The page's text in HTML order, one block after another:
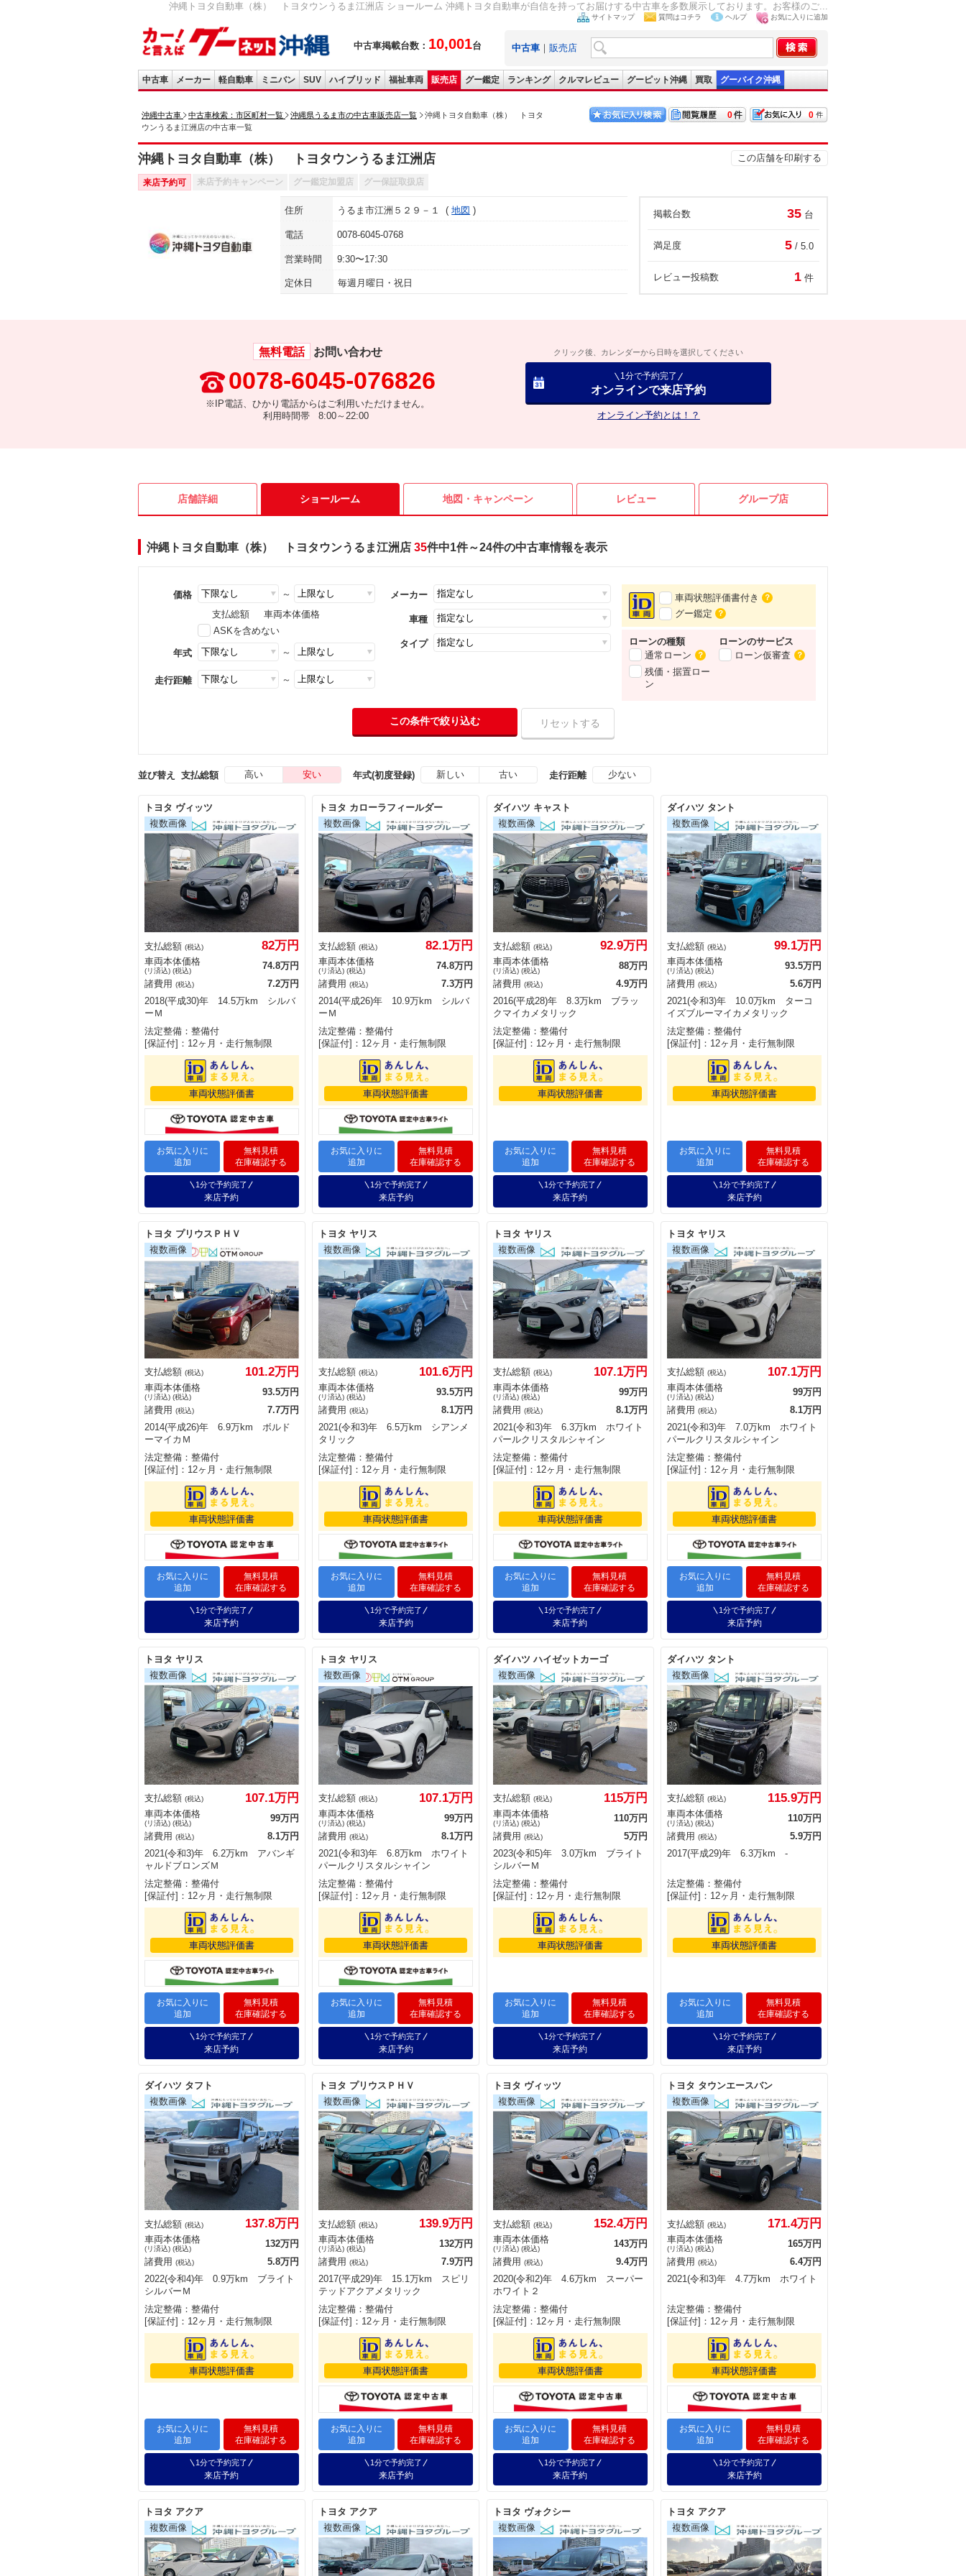
沖縄トヨタ自動車（株） トヨタウンうるま江洲店 ショールーム 沖縄トヨタ自動車が自信を持ってお届けする中古車を多数展示しております。お客様のご...
中古車掲載台数： 10,001台
サイトマップ 質問はコチラ ヘルプ お気に入りに追加
中古車 ｜ 販売店
中古車 メーカー 軽自動車 ミニバン SUV ハイブリッド 福祉車両 販売店 グー鑑定 ランキング クルマレビュー グーピット沖縄 買取 グーバイク沖縄
沖縄中古車 中古車検索：市区町村一覧 沖縄県うるま市の中古車販売店一覧
沖縄トヨタ自動車（株） トヨタ
ウンうるま江洲店の中古車一覧
0
0
沖縄トヨタ自動車（株） トヨタウンうるま江洲店 この店舗を印刷する
来店予約可 来店予約キャンペーン グー鑑定加盟店 グー保証取扱店
住所 うるま市江洲５２９－１ 地図
電話 0078-6045-0768
営業時間 9:30〜17:30
定休日 毎週月曜日・祝日
掲載台数 35 台
満足度 5 / 5.0
レビュー投稿数 1 件
無料電話 お問い合わせ
0078-6045-076826
※IP電話、ひかり電話からはご利用いただけません。
利用時間帯 8:00～22:00
クリック後、カレンダーから日時を選択してください
1分で予約完了
オンラインで来店予約
オンライン予約とは！？
店舗詳細 ショールーム 地図・ キャンペーン レビュー グループ店
沖縄トヨタ自動車（株） トヨタウンうるま江洲店 35件中1件～24件の中古車情報を表示
価格
～
支払総額
車両本体価格
ASKを含めない
年式 ～
走行距離 ～
メーカー
車種
タイプ
車両状態評価書付き ？
グー鑑定 ？
ローンの種類
通常ローン
？
残価・据置ロー
ン
ローンのサービス
ローン仮審査
？
並び替え 支払総額 高い 安い 年式(初度登録) 新しい 古い 走行距離 少ない
トヨタ ヴィッツ
支払総額 (税込) 82万円
車両本体価格
(リ済込) (税込)
74.8万円
諸費用 (税込)
7.2万円
2018(平成30)年 14.5万km シルバ
ーＭ
法定整備：整備付
[保証付]：12ヶ月・走行無制限
車両状態評価書
お気に入りに
追加
無料見積
在庫確認する
1分で予約完了
来店予約
トヨタ カローラフィールダー
支払総額 (税込) 82.1万円
車両本体価格
(リ済込) (税込)
74.8万円
諸費用 (税込)
7.3万円
2014(平成26)年 10.9万km シルバ
ーＭ
法定整備：整備付
[保証付]：12ヶ月・走行無制限
車両状態評価書
お気に入りに
追加
無料見積
在庫確認する
1分で予約完了
来店予約
ダイハツ キャスト
支払総額 (税込) 92.9万円
車両本体価格
(リ済込) (税込)
88万円
諸費用 (税込)
4.9万円
2016(平成28)年 8.3万km ブラッ
クマイカメタリック
法定整備：整備付
[保証付]：12ヶ月・走行無制限
車両状態評価書
お気に入りに
追加
無料見積
在庫確認する
1分で予約完了
来店予約
ダイハツ タント
支払総額 (税込) 99.1万円
車両本体価格
(リ済込) (税込)
93.5万円
諸費用 (税込)
5.6万円
2021(令和3)年 10.0万km ターコ
イズブルーマイカメタリック
法定整備：整備付
[保証付]：12ヶ月・走行無制限
車両状態評価書
お気に入りに
追加
無料見積
在庫確認する
1分で予約完了
来店予約
トヨタ プリウスＰＨＶ
支払総額 (税込) 101.2万円
車両本体価格
(リ済込) (税込)
93.5万円
諸費用 (税込)
7.7万円
2014(平成26)年 6.9万km ボルド
ーマイカＭ
法定整備：整備付
[保証付]：12ヶ月・走行無制限
車両状態評価書
お気に入りに
追加
無料見積
在庫確認する
1分で予約完了
来店予約
トヨタ ヤリス
支払総額 (税込) 101.6万円
車両本体価格
(リ済込) (税込)
93.5万円
諸費用 (税込)
8.1万円
2021(令和3)年 6.5万km シアンメ
タリック
法定整備：整備付
[保証付]：12ヶ月・走行無制限
車両状態評価書
お気に入りに
追加
無料見積
在庫確認する
1分で予約完了
来店予約
トヨタ ヤリス
支払総額 (税込) 107.1万円
車両本体価格
(リ済込) (税込)
99万円
諸費用 (税込)
8.1万円
2021(令和3)年 6.3万km ホワイト
パールクリスタルシャイン
法定整備：整備付
[保証付]：12ヶ月・走行無制限
車両状態評価書
お気に入りに
追加
無料見積
在庫確認する
1分で予約完了
来店予約
トヨタ ヤリス
支払総額 (税込) 107.1万円
車両本体価格
(リ済込) (税込)
99万円
諸費用 (税込)
8.1万円
2021(令和3)年 7.0万km ホワイト
パールクリスタルシャイン
法定整備：整備付
[保証付]：12ヶ月・走行無制限
車両状態評価書
お気に入りに
追加
無料見積
在庫確認する
1分で予約完了
来店予約
トヨタ ヤリス
支払総額 (税込) 107.1万円
車両本体価格
(リ済込) (税込)
99万円
諸費用 (税込)
8.1万円
2021(令和3)年 6.2万km アバンギ
ャルドブロンズＭ
法定整備：整備付
[保証付]：12ヶ月・走行無制限
車両状態評価書
お気に入りに
追加
無料見積
在庫確認する
1分で予約完了
来店予約
トヨタ ヤリス
支払総額 (税込) 107.1万円
車両本体価格
(リ済込) (税込)
99万円
諸費用 (税込)
8.1万円
2021(令和3)年 6.8万km ホワイト
パールクリスタルシャイン
法定整備：整備付
[保証付]：12ヶ月・走行無制限
車両状態評価書
お気に入りに
追加
無料見積
在庫確認する
1分で予約完了
来店予約
ダイハツ ハイゼットカーゴ
支払総額 (税込) 115万円
車両本体価格
(リ済込) (税込)
110万円
諸費用 (税込)
5万円
2023(令和5)年 3.0万km ブライト
シルバーＭ
法定整備：整備付
[保証付]：12ヶ月・走行無制限
車両状態評価書
お気に入りに
追加
無料見積
在庫確認する
1分で予約完了
来店予約
ダイハツ タント
支払総額 (税込) 115.9万円
車両本体価格
(リ済込) (税込)
110万円
諸費用 (税込)
5.9万円
2017(平成29)年 6.3万km ‐
法定整備：整備付
[保証付]：12ヶ月・走行無制限
車両状態評価書
お気に入りに
追加
無料見積
在庫確認する
1分で予約完了
来店予約
ダイハツ タフト
支払総額 (税込) 137.8万円
車両本体価格
(リ済込) (税込)
132万円
諸費用 (税込)
5.8万円
2022(令和4)年 0.9万km ブライト
シルバーＭ
法定整備：整備付
[保証付]：12ヶ月・走行無制限
車両状態評価書
お気に入りに
追加
無料見積
在庫確認する
1分で予約完了
来店予約
トヨタ プリウスＰＨＶ
支払総額 (税込) 139.9万円
車両本体価格
(リ済込) (税込)
132万円
諸費用 (税込)
7.9万円
2017(平成29)年 15.1万km スピリ
テッドアクアメタリック
法定整備：整備付
[保証付]：12ヶ月・走行無制限
車両状態評価書
お気に入りに
追加
無料見積
在庫確認する
1分で予約完了
来店予約
トヨタ ヴィッツ
支払総額 (税込) 152.4万円
車両本体価格
(リ済込) (税込)
143万円
諸費用 (税込)
9.4万円
2020(令和2)年 4.6万km スーパー
ホワイト２
法定整備：整備付
[保証付]：12ヶ月・走行無制限
車両状態評価書
お気に入りに
追加
無料見積
在庫確認する
1分で予約完了
来店予約
トヨタ タウンエースバン
支払総額 (税込) 171.4万円
車両本体価格
(リ済込) (税込)
165万円
諸費用 (税込)
6.4万円
2021(令和3)年 4.7万km ホワイト
法定整備：整備付
[保証付]：12ヶ月・走行無制限
車両状態評価書
お気に入りに
追加
無料見積
在庫確認する
1分で予約完了
来店予約
トヨタ アクア トヨタ アクア トヨタ ヴォクシー トヨタ アクア